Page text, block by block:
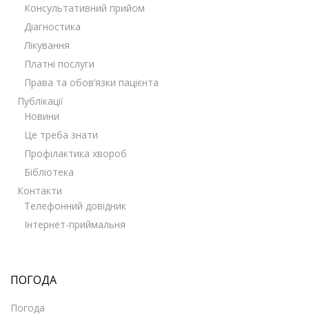
Консультативний прийом
Діагностика
Лікування
Платні послуги
Права та обов’язки пацієнта
Публікації
Новини
Це треба знати
Профілактика хвороб
Бібліотека
Контакти
Телефонний довідник
Інтернет-приймальня
ПОГОДА
Погода